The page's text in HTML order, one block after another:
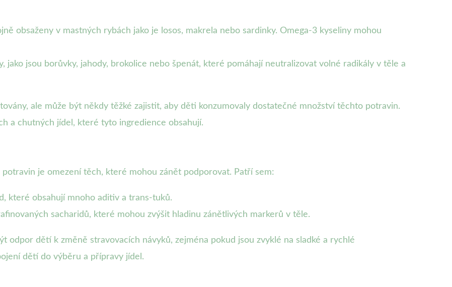
obsaženy v mastných rybách jako je losos, makrela nebo sardinky. Omega-3 kyseliny mohou
jako jsou borůvky, jahody, brokolice nebo špenát, které pomáhají neutralizovat volné radikály v těle a
ale může být někdy těžké zajistit, aby děti konzumovaly dostatečné množství těchto potravin.
a chutných jídel, které tyto ingredience obsahují.
je omezení těch, které mohou zánět podporovat. Patří sem:
které obsahují mnoho aditiv a trans-tuků.
sacharidů, které mohou zvýšit hladinu zánětlivých markerů v těle.
odpor dětí k změně stravovacích návyků, zejména pokud jsou zvyklé na sladké a rychlé
dětí do výběru a přípravy jídel.